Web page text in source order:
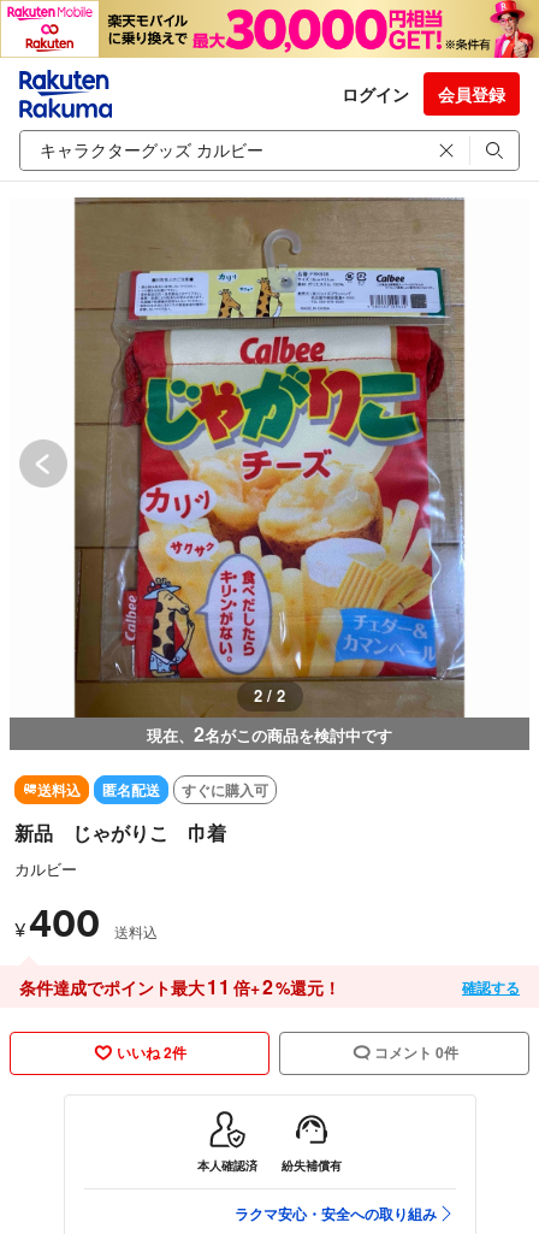
ログイン 会員登録
2 / 2
現在、 2名がこの商品を検討中です
送料込 匿名配送 すぐに購入可
新品 じゃがりこ 巾着
カルビー
¥400 送料込
条件達成でポイント最大11 倍+2%還元！ 確認する
いいね 2件 コメント 0件
本人確認済 紛失補償有
ラクマ安心・安全への取り組み